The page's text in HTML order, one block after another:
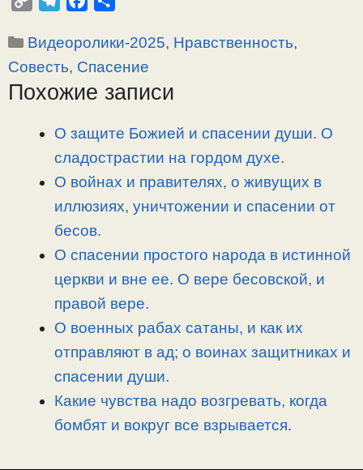
p
y
L
l
e
g
a
c
e
b
п
р
а
ь
Рубрики
Видеоролики-2025, Нравственность,
Совесть, Спасение
Похожие записи
О защите Божией и спасении души. О
сладострастии на гордом духе.
О войнах и правителях, о живущих в
иллюзиях, уничтожении и спасении от
бесов.
О спасении простого народа в истинной
церкви и вне ее. О вере бесовской, и
правой вере.
О военных рабах сатаны, и как их
отправляют в ад; о воинах защитниках и
спасении души.
Какие чувства надо возгревать, когда
бомбят и вокруг все взрывается.